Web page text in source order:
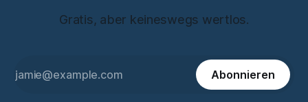
Gratis, aber keineswegs wertlos.
Abonnieren